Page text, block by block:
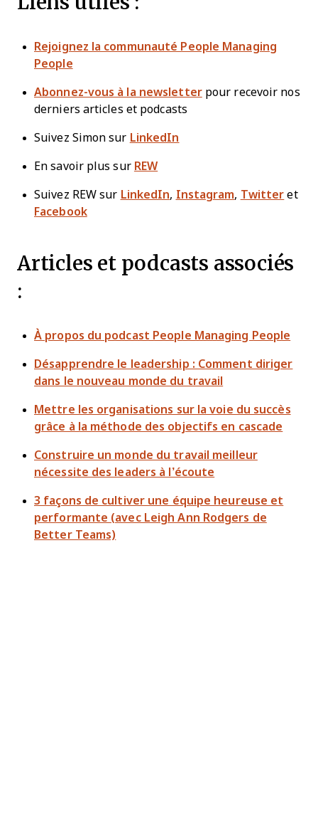
Rejoignez la communauté People Managing
People
Abonnez-vous à la newsletterpour recevoir nos
derniers articles et podcasts
Suivez Simon sur LinkedIn
En savoir plus sur REW
Suivez REW sur LinkedIn, Instagram, Twitter et
Facebook
Articles et podcasts associés
:
À propos du podcast People Managing People
Désapprendre le leadership : Comment diriger
dans le nouveau monde du travail
Mettre les organisations sur la voie du succès
grâce à la méthode des objectifs en cascade
Construire un monde du travail meilleur
nécessite des leaders à l’écoute
3 façons de cultiver une équipe heureuse et
performante (avec Leigh Ann Rodgers de
Better Teams)